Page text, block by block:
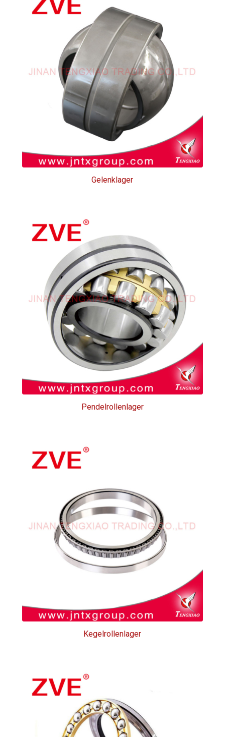
Gelenklager
Gelenklager
Pendelrollenlager
Pendelrollenlager
Kegelrollenlager
Kegelrollenlager